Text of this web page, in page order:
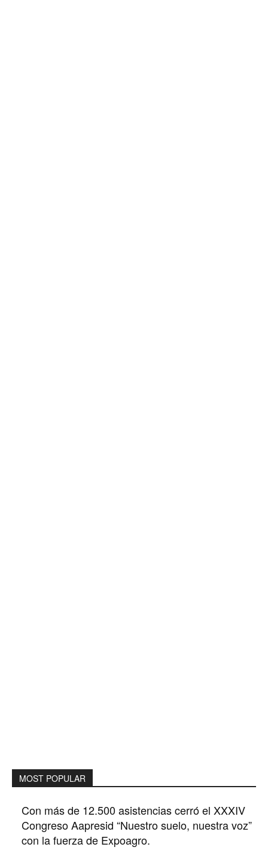
MOST POPULAR
Con más de 12.500 asistencias cerró el XXXIV
Congreso Aapresid “Nuestro suelo, nuestra voz”
con la fuerza de Expoagro.